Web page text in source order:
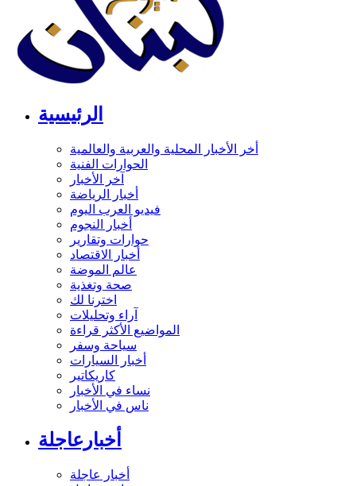
الرئيسية
أخر الأخبار المحلية والعربية والعالمية
الحوارات الفنية
آخر الأخبار
أخبار الرياضة
فيديو العرب اليوم
أخبار النجوم
حوارات وتقارير
أخبار الاقتصاد
عالم الموضة
صحة وتغذية
اخترنا لك
آراء وتحليلات
المواضيع الأكثر قراءة
سياحة وسفر
أخبار السيارات
كاريكاتير
نساء في الأخبار
ناس في الأخبار
أخبارعاجلة
أخبار عاجلة